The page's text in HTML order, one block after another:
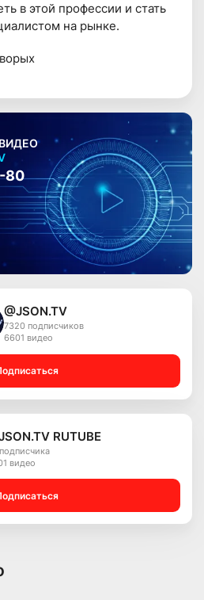
в этой профессии и стать
на рынке.
80
@JSON.TV
7320 подписчиков
6601 видео
RUTUBE
видео